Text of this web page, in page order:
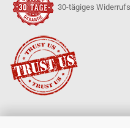
30-tägiges